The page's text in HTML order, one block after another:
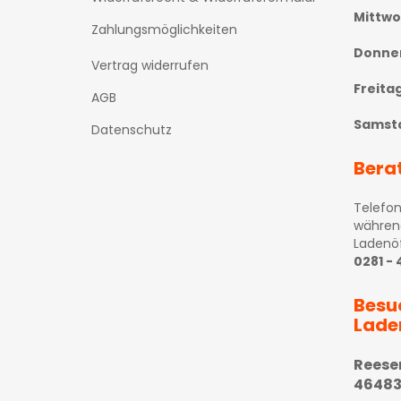
Zahlungsmöglichkeiten
Vertrag widerrufen
AGB
Datenschutz
0281 -